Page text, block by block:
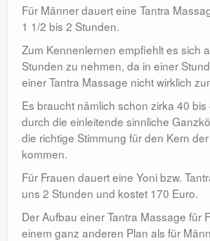
Kontakt
Für Männer dauert eine Tantra
1 1/2 bis 2 Stunden.
Zum Kennenlernen empfiehlt es sich
Stunden zu nehmen, da in einer
einer Tantra Massage nicht wirklich
Es braucht nämlich schon zirka 40
durch die einleitende sinnliche
die richtige Stimmung für den Kern
kommen.
Für Frauen dauert eine Yoni bzw.
uns 2 Stunden und kostet 170 Euro.
Der Aufbau einer Tantra Massage für
einem ganz anderen Plan als für